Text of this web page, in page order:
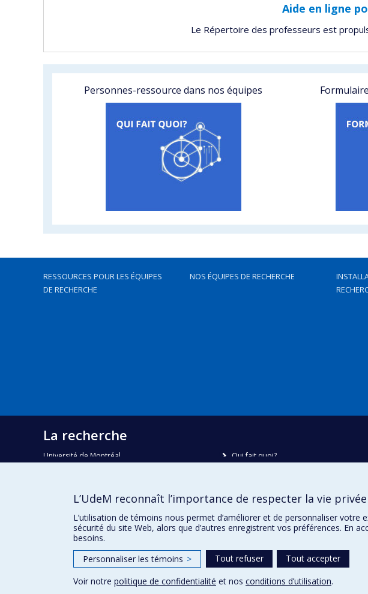
Aide en ligne
Le Répertoire des professeurs est
Personnes-ressource dans nos équipes
RESSOURCES POUR LES ÉQUIPES
DE RECHERCHE
NOS ÉQUIPES DE RECHERCHE
La recherche
Université de Montréal
Courriel:recherche@umontreal.ca
Qui fait quoi?
Plan du site
Accessibilité
Confidentialité Conditions d’utilisation Paramètres des témoins
L’UdeM reconnaît l’importance de respecter la vie privée
L’utilisation de témoins nous permet d’améliorer et de personnaliser
sécurité du site Web, alors que d’autres enregistrent vos préférences. En
besoins.
Personnaliser les témoins > Tout refuser
Tout accepter
Voir notre politique de confidentialité et nos conditions d’utilisation.